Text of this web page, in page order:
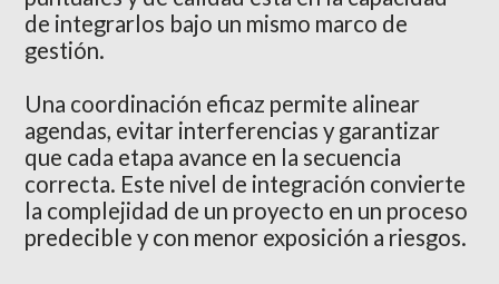
de integrarlos bajo un mismo marco de
gestión.
Una coordinación eficaz permite alinear
agendas, evitar interferencias y garantizar
que cada etapa avance en la secuencia
correcta. Este nivel de integración convierte
la complejidad de un proyecto en un proceso
predecible y con menor exposición a riesgos.